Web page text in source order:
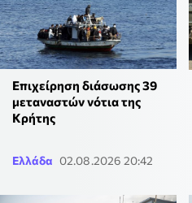
Επιχείρηση διάσωσης 39
μεταναστών νότια της
Κρήτης
Ελλάδα 02.08.2026 20:42